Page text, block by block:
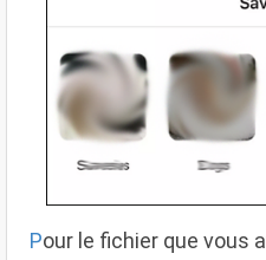
Pour le fichier que vous